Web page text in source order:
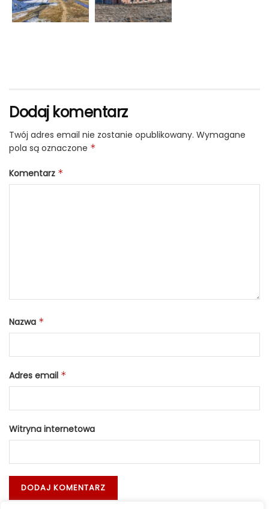
Dodaj komentarz
Twój adres email nie zostanie opublikowany. Wymagane
pola są oznaczone *
Komentarz *
Nazwa *
Adres email *
Witryna internetowa